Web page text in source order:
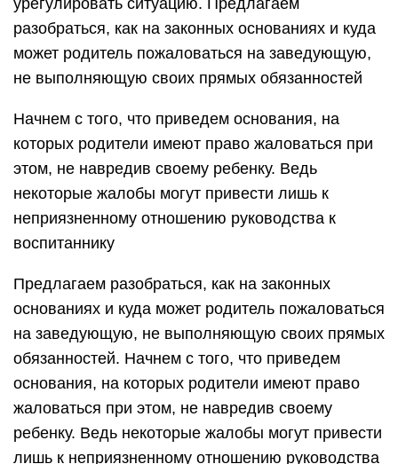
урегулировать ситуацию. Предлагаем
разобраться, как на законных основаниях и куда
может родитель пожаловаться на заведующую,
не выполняющую своих прямых обязанностей
Начнем с того, что приведем основания, на
которых родители имеют право жаловаться при
этом, не навредив своему ребенку. Ведь
некоторые жалобы могут привести лишь к
неприязненному отношению руководства к
воспитаннику
Предлагаем разобраться, как на законных
основаниях и куда может родитель пожаловаться
на заведующую, не выполняющую своих прямых
обязанностей. Начнем с того, что приведем
основания, на которых родители имеют право
жаловаться при этом, не навредив своему
ребенку. Ведь некоторые жалобы могут привести
лишь к неприязненному отношению руководства